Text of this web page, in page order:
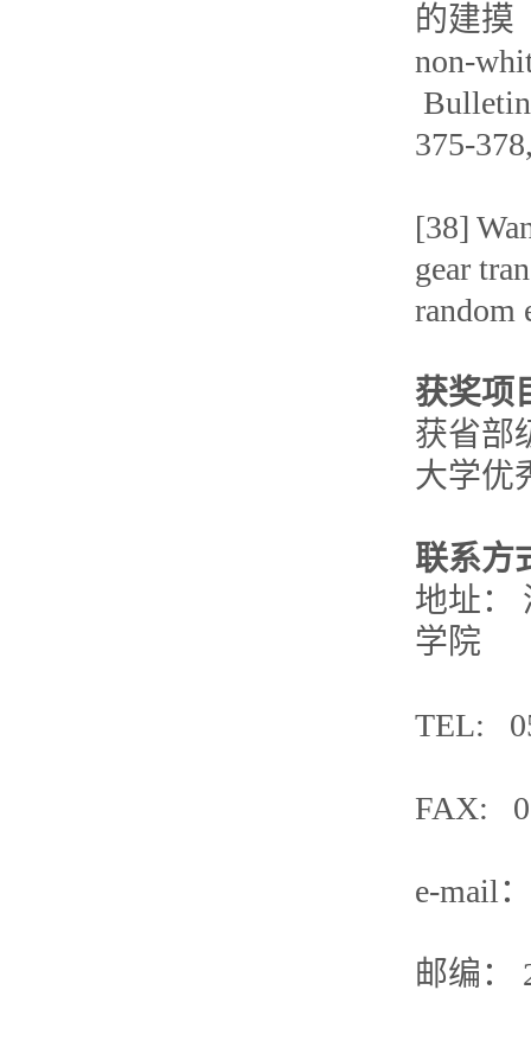
的建摸
non-
375-
[38]
gear
random
获奖项
获省部
大学优
联系方
地址：
学院
TEL:
FAX:
e-mail
邮编：